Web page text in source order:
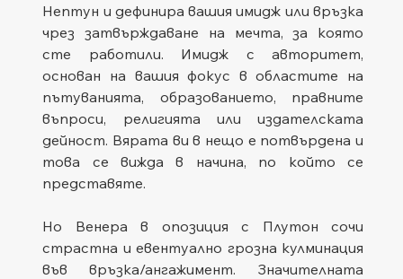
Нептун и дефинира вашия имидж или връзка
чрез затвърждаване на мечта, за която
сте работили. Имидж с авторитет,
основан на вашия фокус в областите на
пътуванията, образованието, правните
въпроси, религията или издателската
дейност. Вярата ви в нещо е потвърдена и
това се вижда в начина, по който се
представяте.
Но Венера в опозиция с Плутон сочи
страстна и евентуално грозна кулминация
във връзка/ангажимент. Значителната